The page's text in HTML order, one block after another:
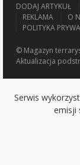
DODAJ ARTYKUŁ
REKLAMA
O
POLITYKA
© Magazyn
Aktualizacja
Serwis
emisji